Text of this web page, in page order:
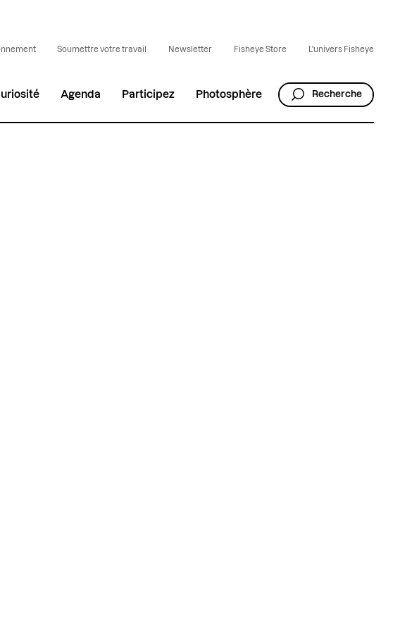
Soumettre votre travail Newsletter Fisheye Store L'univers Fisheye
Agenda Participez Photosphère Recherche